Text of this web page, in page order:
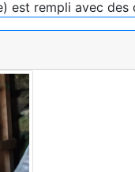
est rempli avec